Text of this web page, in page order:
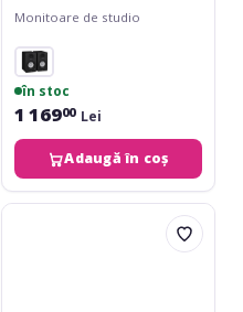
Monitoare de studio
în stoc
1 16900 Lei
Adaugă în coș
Presonus